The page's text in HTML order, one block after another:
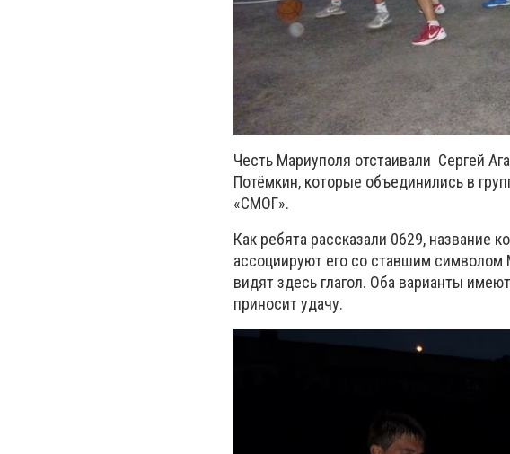
Честь Мариуполя отстаивали Сергей
Потёмкин, которые объединились в
«СМОГ».
Как ребята рассказали 0629, название
ассоциируют его со ставшим символом
видят здесь глагол. Оба варианты
приносит удачу.